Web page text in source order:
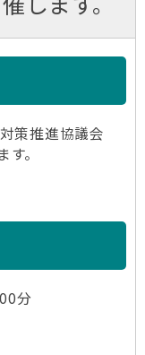
策推進協議会
。
分